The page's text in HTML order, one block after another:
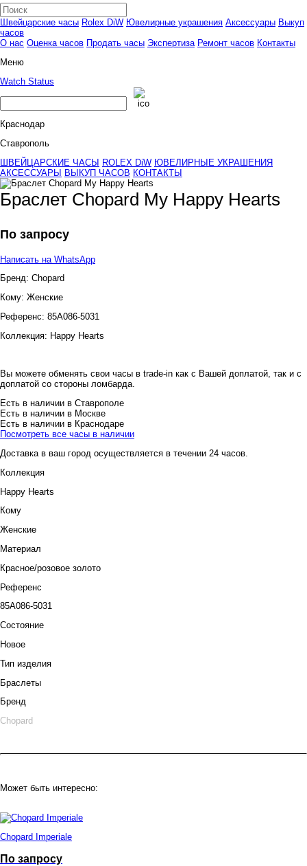
Швейцарские часы Rolex DiW Ювелирные украшения Аксессуары Выкуп
часов
О нас Оценка часов Продать часы Экспертиза Ремонт часов Контакты
Меню
Watch Status
Краснодар
Ставрополь
ШВЕЙЦАРСКИЕ ЧАСЫ
ROLEX DiW ЮВЕЛИРНЫЕ УКРАШЕНИЯ
АКСЕССУАРЫ
ВЫКУП ЧАСОВ КОНТАКТЫ
Браслет Chopard My Happy Hearts
По запросу
Написать на WhatsApp
Бренд: Chopard
Кому: Женские
Референс: 85A086-5031
Коллекция: Happy Hearts
Вы можете обменять свои часы в trade-in как с Вашей доплатой, так и с
доплатой со стороны ломбарда.
Есть в наличии в Ставрополе
Есть в наличии в Москве
Есть в наличии в Краснодаре
Посмотреть все часы в наличии
Доставка в ваш город осуществляется в течении 24 часов.
Коллекция
Happy Hearts
Кому
Женские
Материал
Красное/розовое золото
Референс
85A086-5031
Состояние
Новое
Тип изделия
Браслеты
Бренд
Chopard
Может быть интересно:
Chopard Imperiale
По запросу